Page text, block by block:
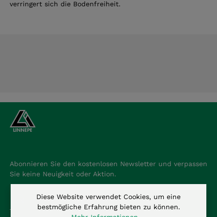
verringert sich die Bodenfreiheit.
Abonnieren Sie den kostenlosen Newsletter und verpassen
Sie keine Neuigkeit oder Aktion.
Diese Website verwendet Cookies, um eine
bestmögliche Erfahrung bieten zu können.